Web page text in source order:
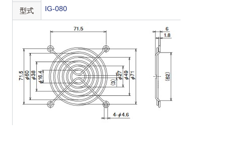
型式 IG-080